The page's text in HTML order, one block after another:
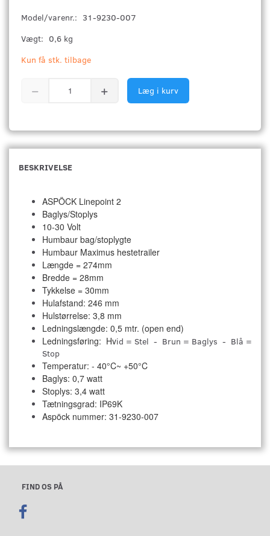
Model/varenr.: 31-9230-007
Vægt: 0,6 kg
Kun få stk. tilbage
Læg i kurv
BESKRIVELSE
ASPÖCK Linepoint 2
Baglys/Stoplys
10-30 Volt
Humbaur bag/stoplygte
Humbaur Maximus hestetrailer
Længde = 274mm
Bredde = 28mm
Tykkelse = 30mm
Hulafstand: 246 mm
Hulstørrelse: 3,8 mm
Ledningslængde: 0,5 mtr. (open end)
Ledningsføring: Hvid = Stel - Brun = Baglys - Blå =
Stop
Temperatur: - 40°C~ +50°C
Baglys: 0,7 watt
Stoplys: 3,4 watt
Tætningsgrad: IP69K
Aspöck nummer: 31-9230-007
FIND OS PÅ